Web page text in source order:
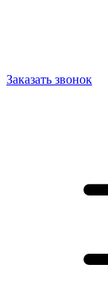
Заказать звонок